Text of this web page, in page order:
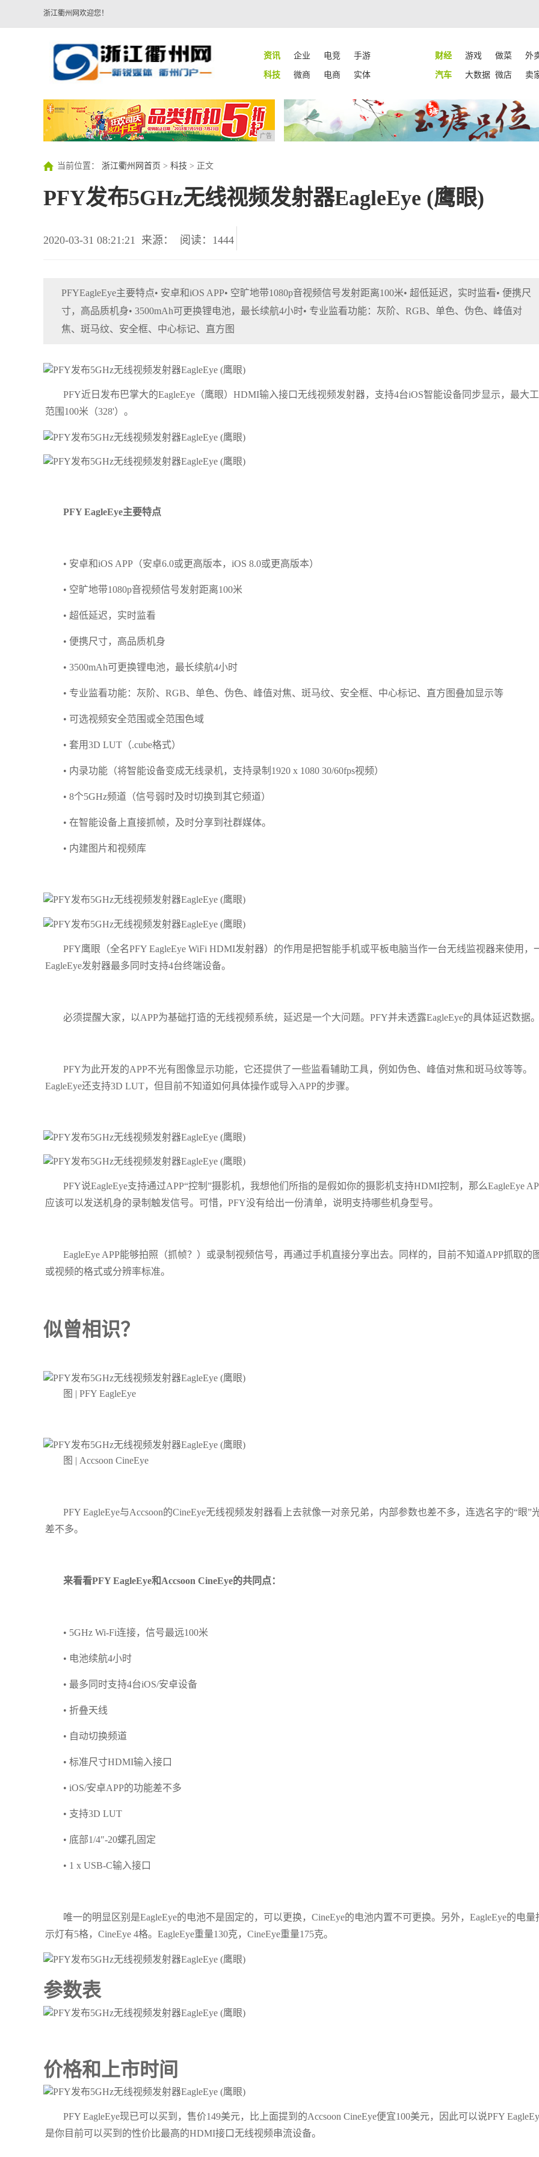
浙江衢州网欢迎您！
资讯 企业 电竞 手游 财经 游戏 做菜
外
科技
微商 电商 实体 汽车 大数据 微店 卖
广告
当前位置： 浙江衢州网首页 > 科技 > 正文
PFY发布5GHz无线视频发射器EagleEye (鹰眼)
2020-03-31 08:21:21 来源： 阅读：1444
PFYEagleEye主要特点• 安卓和iOS APP• 空旷地带1080p音视频信号发射距离100米• 超低延迟，实时监看• 便携尺
寸，高品质机身• 3500mAh可更换锂电池，最长续航4小时• 专业监看功能：灰阶、RGB、单色、伪色、峰值对
焦、斑马纹、安全框、中心标记、直方图
PFY近日发布巴掌大的EagleEye（鹰眼）HDMI输入接口无线视频发射器，支持4台iOS智能设备同步显示，最大
范围100米（328'）。
PFY EagleEye主要特点
• 安卓和iOS APP（安卓6.0或更高版本，iOS 8.0或更高版本）
• 空旷地带1080p音视频信号发射距离100米
• 超低延迟，实时监看
• 便携尺寸，高品质机身
• 3500mAh可更换锂电池，最长续航4小时
• 专业监看功能：灰阶、RGB、单色、伪色、峰值对焦、斑马纹、安全框、中心标记、直方图叠加显示等
• 可选视频安全范围或全范围色域
• 套用3D LUT（.cube格式）
• 内录功能（将智能设备变成无线录机，支持录制1920 x 1080 30/60fps视频）
• 8个5GHz频道（信号弱时及时切换到其它频道）
• 在智能设备上直接抓帧，及时分享到社群媒体。
• 内建图片和视频库
PFY鹰眼（全名PFY EagleEye WiFi HDMI发射器）的作用是把智能手机或平板电脑当作一台无线监视器来使用，
EagleEye发射器最多同时支持4台终端设备。
必须提醒大家，以APP为基础打造的无线视频系统，延迟是一个大问题。PFY并未透露EagleEye的具体延迟数据
PFY为此开发的APP不光有图像显示功能，它还提供了一些监看辅助工具，例如伪色、峰值对焦和斑马纹等等。
EagleEye还支持3D LUT，但目前不知道如何具体操作或导入APP的步骤。
PFY说EagleEye支持通过APP“控制”摄影机，我想他们所指的是假如你的摄影机支持HDMI控制，那么EagleEye
应该可以发送机身的录制触发信号。可惜，PFY没有给出一份清单，说明支持哪些机身型号。
EagleEye APP能够拍照（抓帧？）或录制视频信号，再通过手机直接分享出去。同样的，目前不知道APP抓取的
或视频的格式或分辨率标准。
似曾相识？
图 | PFY EagleEye
图 | Accsoon CineEye
PFY EagleEye与Accsoon的CineEye无线视频发射器看上去就像一对亲兄弟，内部参数也差不多，连选名字的“眼”
差不多。
来看看PFY EagleEye和Accsoon CineEye的共同点：
• 5GHz Wi-Fi连接，信号最远100米
• 电池续航4小时
• 最多同时支持4台iOS/安卓设备
• 折叠天线
• 自动切换频道
• 标准尺寸HDMI输入接口
• iOS/安卓APP的功能差不多
• 支持3D LUT
• 底部1/4″-20螺孔固定
• 1 x USB-C输入接口
唯一的明显区别是EagleEye的电池不是固定的，可以更换，CineEye的电池内置不可更换。另外，EagleEye的电量
示灯有5格，CineEye 4格。EagleEye重量130克，CineEye重量175克。
参数表
价格和上市时间
PFY EagleEye现已可以买到，售价149美元，比上面提到的Accsoon CineEye便宜100美元，因此可以说PFY
是你目前可以买到的性价比最高的HDMI接口无线视频串流设备。